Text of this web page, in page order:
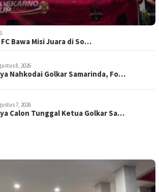
Bawa Misi Juara di So…
8, 2026
Nahkodai Golkar Samarinda, Fo…
7, 2026
Calon Tunggal Ketua Golkar Sa…